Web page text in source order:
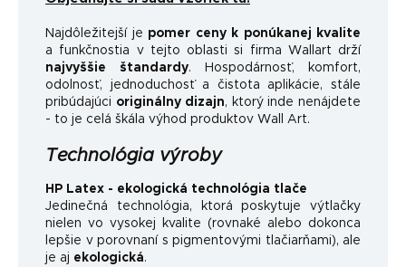
Najdôležitejší je pomer ceny k ponúkanej kvalite
a funkčnostia v tejto oblasti si firma Wallart drží
najvyššie štandardy. Hospodárnosť, komfort,
odolnosť, jednoduchosť a čistota aplikácie, stále
pribúdajúci originálny dizajn, ktorý inde nenájdete
- to je celá škála výhod produktov Wall Art.
Technológia výroby
HP Latex - ekologická technológia tlače
Jedinečná technológia, ktorá poskytuje výtlačky
nielen vo vysokej kvalite (rovnaké alebo dokonca
lepšie v porovnaní s pigmentovými tlačiarňami), ale
je aj ekologická.